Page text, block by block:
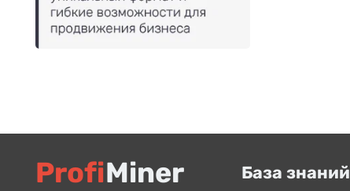
ProfiMiner База знаний